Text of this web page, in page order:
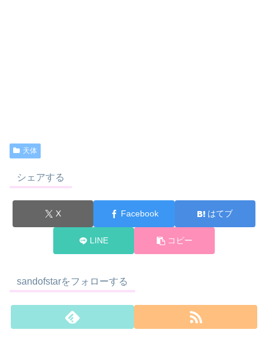
天体
シェアする
X Facebook はてブ
LINE コピー
sandofstarをフォローする